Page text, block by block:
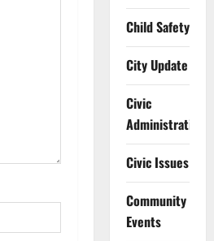
Child Safety
City Update
Civic
Administration
Civic Issues
Community
Events